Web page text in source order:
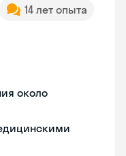
14 лет опыта
около